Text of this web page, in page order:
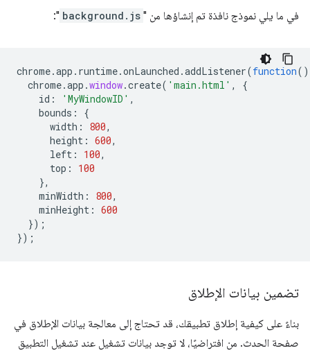
في ما يلي نموذج نافذة تم إنشاؤها من " background.js
":
chrome.app . runtime.onLaunched .addListener(function()
chrome.app .window.create( 'main.html' ,
{
id : 'MyWindowID' ,
bounds :
{
width : 800,
height : 600,
left : 100,
top :
100
},
minWidth : 800,
minHeight : 600
});
});
تضمين بيانات الإطلاق
بناءً على كيفية إطلاق تطبيقك، قد تحتاج إلى معالجة بيانات الإطلاق في
صفحة الحدث. من افتراضيًا، لا توجد بيانات تشغيل عند تشغيل التطبيق